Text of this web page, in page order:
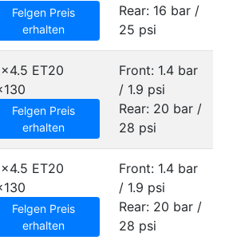
Felgen Preis
erhalten
Rear: 16 bar /
25 psi
ET20
Felgen Preis
erhalten
Front: 1.4 bar
/ 1.9 psi
Rear: 20 bar /
28 psi
ET20
Felgen Preis
erhalten
Front: 1.4 bar
/ 1.9 psi
Rear: 20 bar /
28 psi